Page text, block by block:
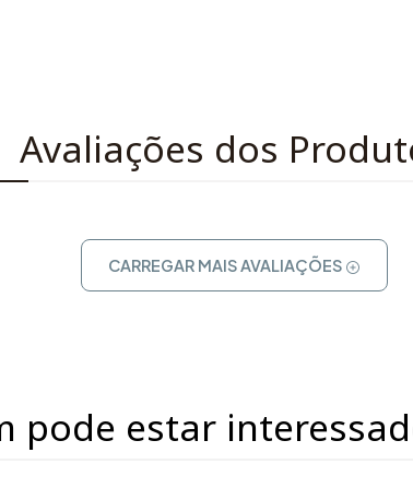
Avaliações dos
CARREGAR MAIS AVALIAÇÕES
pode estar